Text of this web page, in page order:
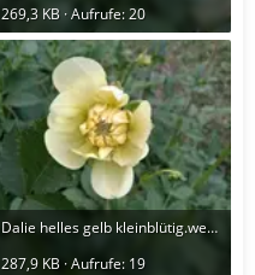
269,3 KB · Aufrufe: 20
Dalie helles gelb kleinblütig.webp
287,9 KB · Aufrufe: 19